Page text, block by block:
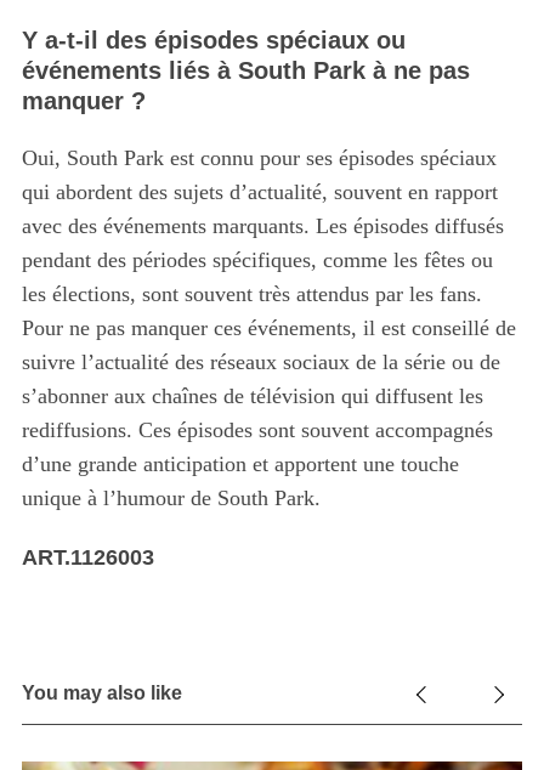
Y a-t-il des épisodes spéciaux ou
événements liés à South Park à ne pas
manquer ?
Oui, South Park est connu pour ses épisodes spéciaux
qui abordent des sujets d’actualité, souvent en rapport
avec des événements marquants. Les épisodes diffusés
pendant des périodes spécifiques, comme les fêtes ou
les élections, sont souvent très attendus par les fans.
Pour ne pas manquer ces événements, il est conseillé de
suivre l’actualité des réseaux sociaux de la série ou de
s’abonner aux chaînes de télévision qui diffusent les
rediffusions. Ces épisodes sont souvent accompagnés
d’une grande anticipation et apportent une touche
unique à l’humour de South Park.
ART.1126003
You may also like